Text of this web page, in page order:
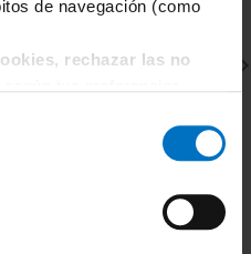
de navegación (como
rechazar las no